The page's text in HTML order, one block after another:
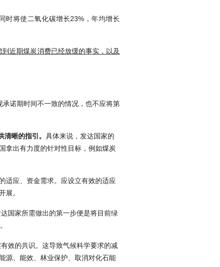
时将使二氧化碳增长23%，年均增长
近期煤炭消费已经放缓的事实，以及
诺期时间不一致的情况，也不应将第
清晰的指引。 具体来说，发达国家的
拿出有力度的针对性目标，例如煤炭
适应、资金需求。应设立有效的适应
展。
国家所需做出的第一步便是将目前绿
效的共识。这导致气候科学要求的减
源、能效、林业保护、取消对化石能